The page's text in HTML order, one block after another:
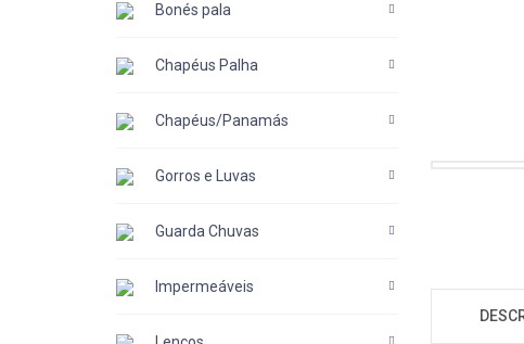
Bonés pala
Chapéus Palha
Chapéus/Panamás
Gorros e Luvas
Guarda Chuvas
Impermeáveis